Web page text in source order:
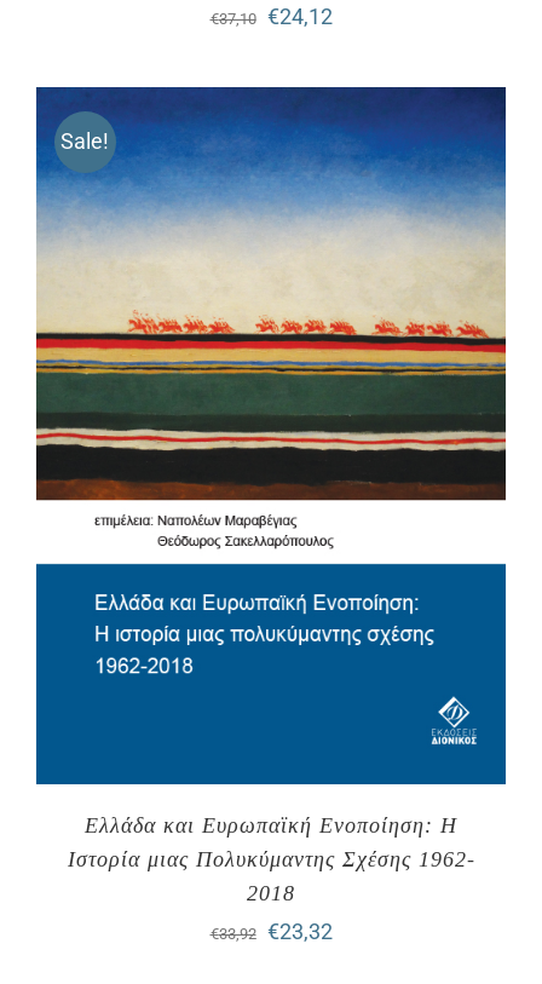
€37,10
Original
€37,10.
€24,12Η
είναι:
€24,12.
Sale!
Ελλάδα και Ευρωπαϊκή Ενοποίηση: Η
Ιστορία μιας Πολυκύμαντης Σχέσης 1962-
2018
€33,92
Original
€23,32Η